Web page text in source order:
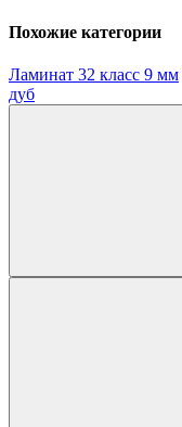
Похожие категории
Ламинат 32 класс 9 мм
дуб